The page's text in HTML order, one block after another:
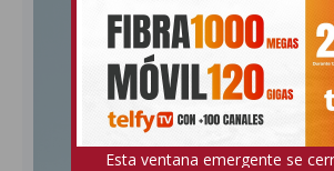
Esta ventana emergente se